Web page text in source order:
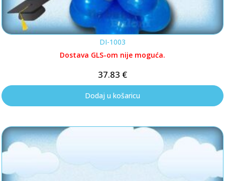
DI-1003
Dostava GLS-om nije moguća.
37.83 €
Dodaj u košaricu